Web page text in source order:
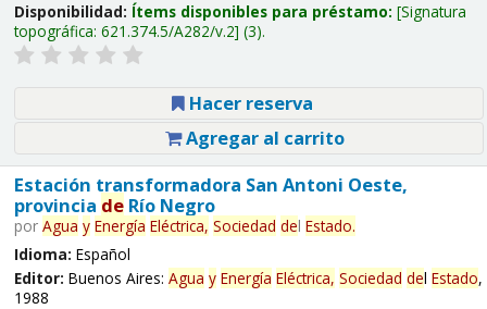
Disponibilidad: Ítems disponibles para préstamo: Signatura
topográfica: 621.374.5/A282/v.2 (3).
Hacer reserva
Agregar al carrito
Estación transformadora San Antoni Oeste,
provincia deRío Negro
por Agua y Energía Eléctrica, Sociedad del Estado.
Idioma: Español
Editor: Buenos Aires: Agua y Energía Eléctrica, Sociedad del Estado,
1988